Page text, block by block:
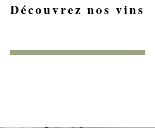
Découvrez nos vins